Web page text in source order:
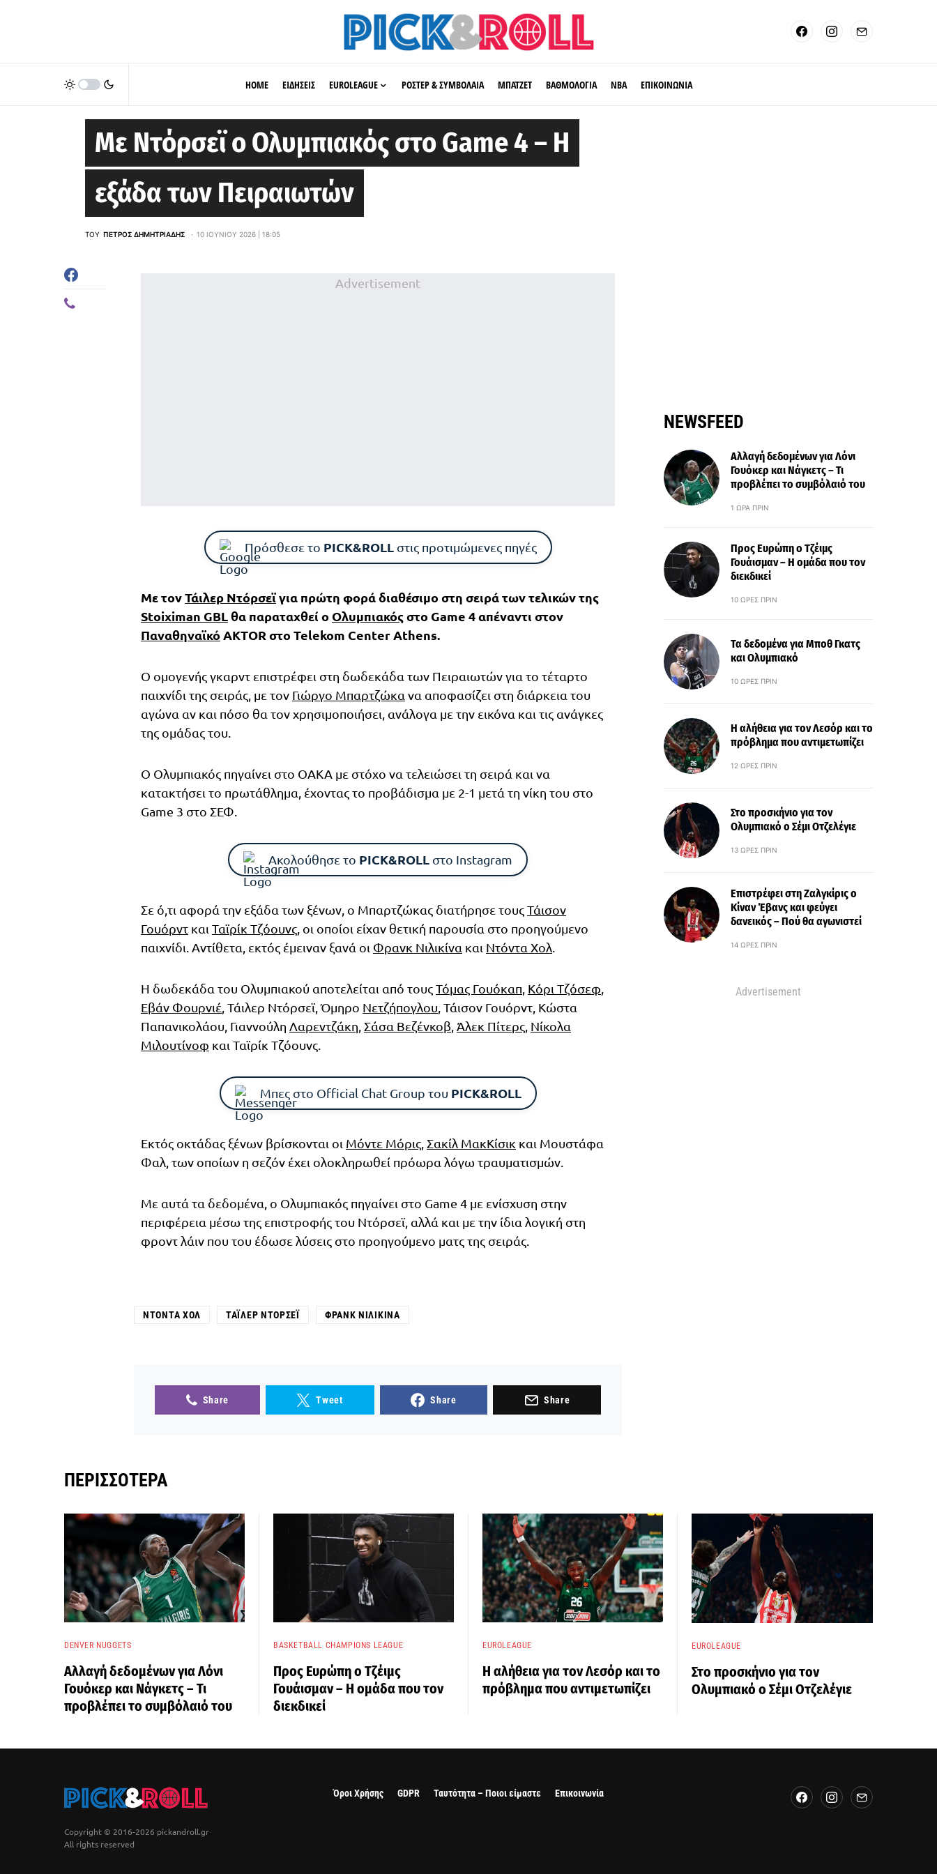
HOME ΕΙΔΗΣΕΙΣ EUROLEAGUE ΡΟΣΤΕΡ & ΣΥΜΒΟΛΑΙΑ ΜΠΑΤΖΕΤ ΒΑΘΜΟΛΟΓΙΑ ΝΒΑ ΕΠΙΚΟΙΝΩΝΙΑ
Με Ντόρσεϊ ο Ολυμπιακός στο Game 4 – Η
εξάδα των Πειραιωτών
ΤΟΥ ΠΈΤΡΟΣ ΔΗΜΗΤΡΙΆΔΗΣ 10 ΙΟΥΝΊΟΥ 2026 | 18:05
Advertisement
Πρόσθεσε το PICK&ROLLστις προτιμώμενες πηγές
Με τονΤάιλερ Ντόρσεϊγια πρώτη φορά διαθέσιμο στη σειρά των τελικών της
Stoiximan GBLθα παραταχθεί ο Ολυμπιακόςστο Game 4 απέναντι στον
Παναθηναϊκό AKTOR στο Telekom Center Athens.
Ο ομογενής γκαρντ επιστρέφει στη δωδεκάδα των Πειραιωτών για το τέταρτο
παιχνίδι της σειράς, με τον Γιώργο Μπαρτζώκα να αποφασίζει στη διάρκεια του
αγώνα αν και πόσο θα τον χρησιμοποιήσει, ανάλογα με την εικόνα και τις ανάγκες
της ομάδας του.
Ο Ολυμπιακός πηγαίνει στο ΟΑΚΑ με στόχο να τελειώσει τη σειρά και να
κατακτήσει το πρωτάθλημα, έχοντας το προβάδισμα με 2-1 μετά τη νίκη του στο
Game 3 στο ΣΕΦ.
Ακολούθησε το PICK&ROLL στο Instagram
Σε ό,τι αφορά την εξάδα των ξένων, ο Μπαρτζώκας διατήρησε τουςΤάισον
Γουόρντ και Ταϊρίκ Τζόουνς, οι οποίοι είχαν θετική παρουσία στο προηγούμενο
παιχνίδι. Αντίθετα, εκτός έμειναν ξανά οι Φρανκ Νιλικίνα και Ντόντα Χολ.
Η δωδεκάδα του Ολυμπιακού αποτελείται από τουςΤόμας Γουόκαπ, Κόρι Τζόσεφ,
Εβάν Φουρνιέ, Τάιλερ Ντόρσεϊ, Όμηρο Νετζήπογλου, Τάισον Γουόρντ, Κώστα
Παπανικολάου, Γιαννούλη Λαρεντζάκη,Σάσα Βεζένκοβ,Άλεκ Πίτερς, Νίκολα
Μιλουτίνοφ και Ταϊρίκ Τζόουνς.
Μπες στο Official Chat Group του PICK&ROLL
Εκτός οκτάδας ξένων βρίσκονται οι Μόντε Μόρις,Σακίλ ΜακΚίσικ και Μουστάφα
Φαλ, των οποίων η σεζόν έχει ολοκληρωθεί πρόωρα λόγω τραυματισμών.
Με αυτά τα δεδομένα, ο Ολυμπιακός πηγαίνει στο Game 4 με ενίσχυση στην
περιφέρεια μέσω της επιστροφής του Ντόρσεϊ, αλλά και με την ίδια λογική στη
φροντ λάιν που του έδωσε λύσεις στο προηγούμενο ματς της σειράς.
ΝΤΌΝΤΑ ΧΟΛ ΤΆΙΛΕΡ ΝΤΌΡΣΕΪ ΦΡΑΝΚ ΝΙΛΙΚΊΝΑ
Share Tweet Share Share
NEWSFEED
Αλλαγή δεδομένων για Λόνι
Γουόκερ και Νάγκετς – Τι
προβλέπει το συμβόλαιό του
1 ΏΡΑ ΠΡΙΝ
Προς Ευρώπη ο Τζέιμς
Γουάισμαν – Η ομάδα που τον
διεκδικεί
10 ΏΡΕΣ ΠΡΙΝ
Τα δεδομένα για Μποθ Γκατς
και Ολυμπιακό
10 ΏΡΕΣ ΠΡΙΝ
Η αλήθεια για τον Λεσόρ και το
πρόβλημα που αντιμετωπίζει
12 ΏΡΕΣ ΠΡΙΝ
Στο προσκήνιο για τον
Ολυμπιακό ο Σέμι Οτζελέγιε
13 ΏΡΕΣ ΠΡΙΝ
Επιστρέφει στη Ζαλγκίρις ο
Κίναν Έβανς και φεύγει
δανεικός – Πού θα αγωνιστεί
14 ΏΡΕΣ ΠΡΙΝ
Advertisement
ΠΕΡΙΣΣΌΤΕΡΑ
DENVER NUGGETS
Αλλαγή δεδομένων για Λόνι
Γουόκερ και Νάγκετς – Τι
προβλέπει το συμβόλαιό του
BASKETBALL CHAMPIONS LEAGUE
Προς Ευρώπη ο Τζέιμς
Γουάισμαν – Η ομάδα που τον
διεκδικεί
EUROLEAGUE
Η αλήθεια για τον Λεσόρ και το
πρόβλημα που αντιμετωπίζει
EUROLEAGUE
Στο προσκήνιο για τον
Ολυμπιακό ο Σέμι Οτζελέγιε
Copyright © 2016-2026 pickandroll.gr
All rights reserved
Όροι Χρήσης GDPR Ταυτότητα – Ποιοι είμαστε Επικοινωνία